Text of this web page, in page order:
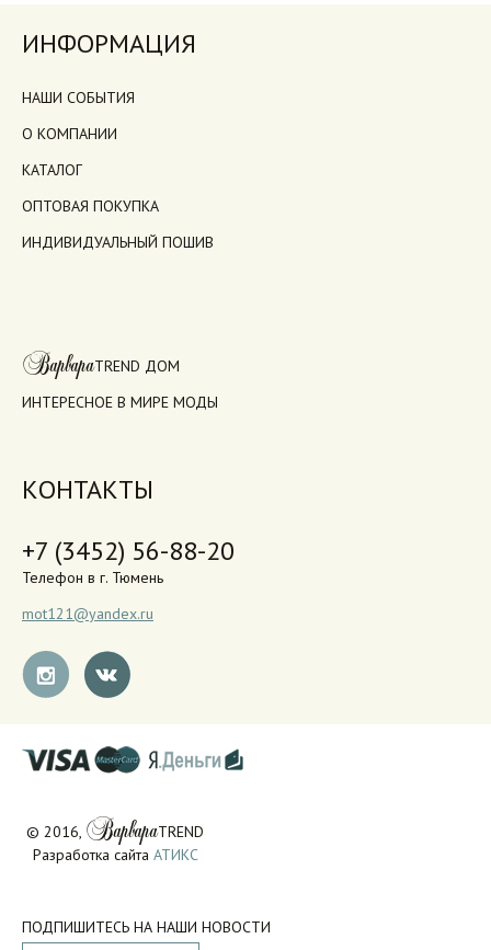
ИНФОРМАЦИЯ
НАШИ СОБЫТИЯ
О КОМПАНИИ
КАТАЛОГ
ОПТОВАЯ ПОКУПКА
ИНДИВИДУАЛЬНЫЙ ПОШИВ
ВарвараTREND ДОМ
ИНТЕРЕСНОЕ В МИРЕ МОДЫ
КОНТАКТЫ
+7 (3452) 56-88-20
Телефон в г. Тюмень
mot121@yandex.ru
© 2016, ВарвараTREND
Разработка сайта АТИКС
ПОДПИШИТЕСЬ НА НАШИ НОВОСТИ